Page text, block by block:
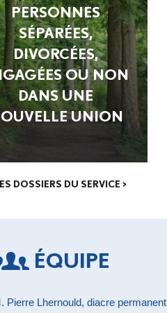
PERSONNES
SÉPARÉES,
DIVORCÉES,
OU NON
DANS UNE
UNION
DOSSIERS DU SERVICE >
ÉQUIPE
Pierre Lhernould, diacre permanent